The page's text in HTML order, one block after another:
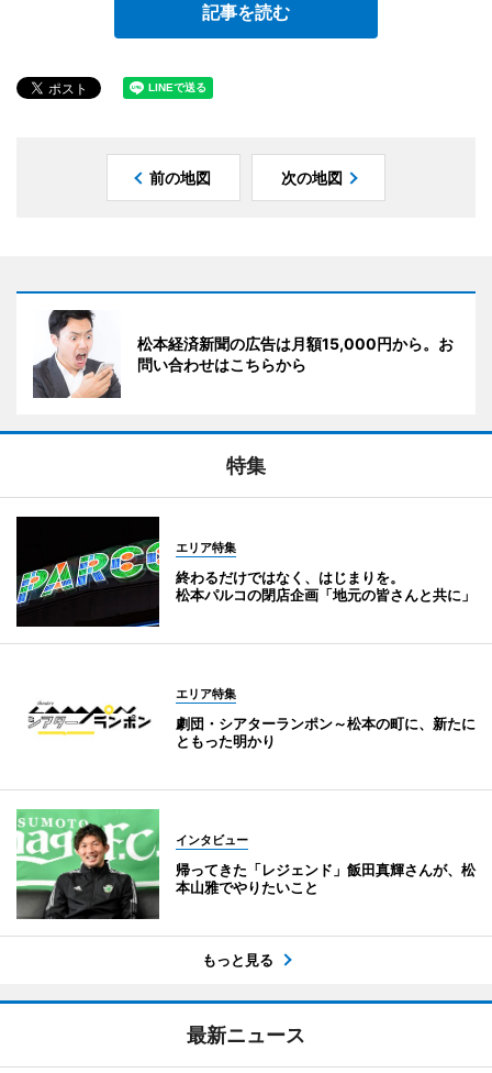
記事を読む
前の地図 次の地図
松本経済新聞の広告は月額15,000円から。お
問い合わせはこちらから
特集
エリア特集
終わるだけではなく、はじまりを。
松本パルコの閉店企画「地元の皆さんと共に」
エリア特集
劇団・シアターランポン～松本の町に、新たに
ともった明かり
インタビュー
帰ってきた「レジェンド」飯田真輝さんが、松
本山雅でやりたいこと
もっと見る
最新ニュース